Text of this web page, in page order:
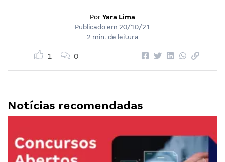
Por Yara Lima
Publicado em 20/10/21
2 min. de leitura
1 0
Notícias recomendadas